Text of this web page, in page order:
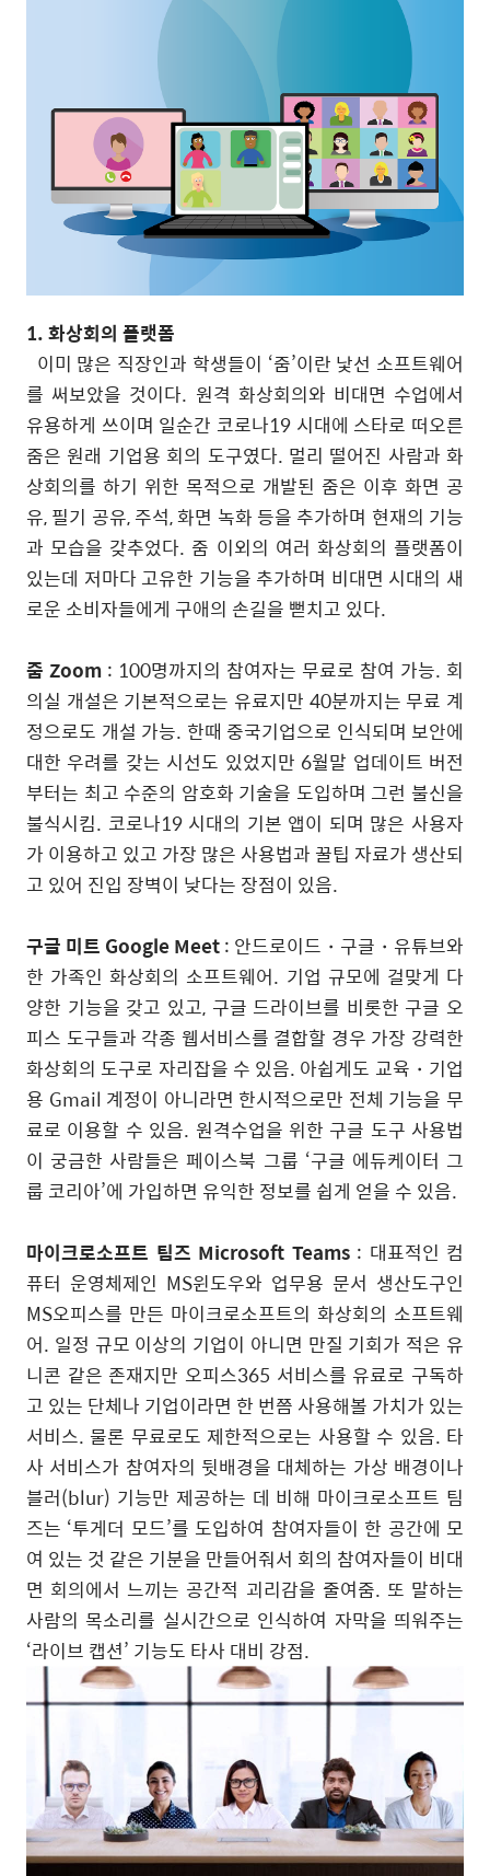
1. 화상회의 플랫폼
이미 많은 직장인과 학생들이 ‘줌’이란 낯선 소프트웨어
를 써보았을 것이다. 원격 화상회의와 비대면 수업에서
유용하게 쓰이며 일순간 코로나19 시대에 스타로 떠오른
줌은 원래 기업용 회의 도구였다. 멀리 떨어진 사람과 화
상회의를 하기 위한 목적으로 개발된 줌은 이후 화면 공
유, 필기 공유, 주석, 화면 녹화 등을 추가하며 현재의 기능
과 모습을 갖추었다. 줌 이외의 여러 화상회의 플랫폼이
있는데 저마다 고유한 기능을 추가하며 비대면 시대의 새
로운 소비자들에게 구애의 손길을 뻗치고 있다.
줌 Zoom : 100명까지의 참여자는 무료로 참여 가능. 회
의실 개설은 기본적으로는 유료지만 40분까지는 무료 계
정으로도 개설 가능. 한때 중국기업으로 인식되며 보안에
대한 우려를 갖는 시선도 있었지만 6월말 업데이트 버전
부터는 최고 수준의 암호화 기술을 도입하며 그런 불신을
불식시킴. 코로나19 시대의 기본 앱이 되며 많은 사용자
가 이용하고 있고 가장 많은 사용법과 꿀팁 자료가 생산되
고 있어 진입 장벽이 낮다는 장점이 있음.
구글 미트 Google Meet: 안드로이드・구글・유튜브와
한 가족인 화상회의 소프트웨어. 기업 규모에 걸맞게 다
양한 기능을 갖고 있고, 구글 드라이브를 비롯한 구글 오
피스 도구들과 각종 웹서비스를 결합할 경우 가장 강력한
화상회의 도구로 자리잡을 수 있음. 아쉽게도 교육・기업
용 Gmail 계정이 아니라면 한시적으로만 전체 기능을 무
료로 이용할 수 있음. 원격수업을 위한 구글 도구 사용법
이 궁금한 사람들은 페이스북 그룹 ‘구글 에듀케이터 그
룹 코리아’에 가입하면 유익한 정보를 쉽게 얻을 수 있음.
마이크로소프트 팀즈 Microsoft Teams: 대표적인 컴
퓨터 운영체제인 MS윈도우와 업무용 문서 생산도구인
MS오피스를 만든 마이크로소프트의 화상회의 소프트웨
어. 일정 규모 이상의 기업이 아니면 만질 기회가 적은 유
니콘 같은 존재지만 오피스365 서비스를 유료로 구독하
고 있는 단체나 기업이라면 한 번쯤 사용해볼 가치가 있는
서비스. 물론 무료로도 제한적으로는 사용할 수 있음. 타
사 서비스가 참여자의 뒷배경을 대체하는 가상 배경이나
블러(blur) 기능만 제공하는 데 비해 마이크로소프트 팀
즈는 ‘투게더 모드’를 도입하여 참여자들이 한 공간에 모
여 있는 것 같은 기분을 만들어줘서 회의 참여자들이 비대
면 회의에서 느끼는 공간적 괴리감을 줄여줌. 또 말하는
사람의 목소리를 실시간으로 인식하여 자막을 띄워주는
‘라이브 캡션’ 기능도 타사 대비 강점.